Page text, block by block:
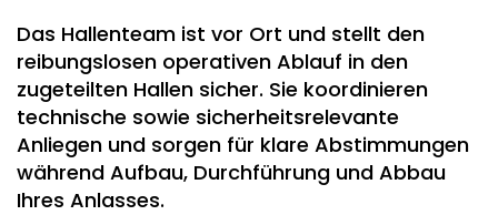
Das Hallenteam ist vor Ort und stellt den
reibungslosen operativen Ablauf in den
zugeteilten Hallen sicher. Sie koordinieren
technische sowie sicherheitsrelevante
Anliegen und sorgen für klare Abstimmungen
während Aufbau, Durchführung und Abbau
Ihres Anlasses.